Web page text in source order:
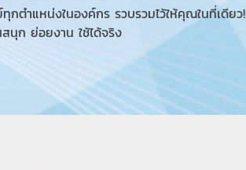
ำแหน่งในองค์กร รวบรวมไว้ให้คุณในที่เดียว!
ก ย่อยงาน ใช้ได้จริง